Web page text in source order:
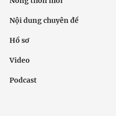
Nội dung chuyên đề
Hồ sơ
Video
Podcast